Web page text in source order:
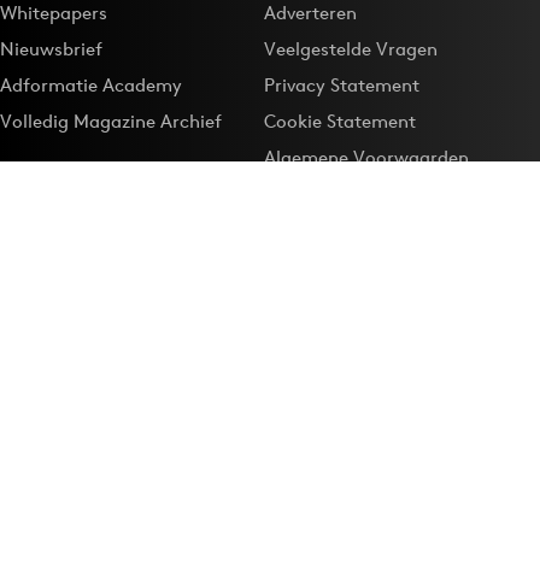
Whitepapers
Nieuwsbrief
Adformatie Academy
Volledig Magazine Archief
Adverteren
Veelgestelde Vragen
Privacy Statement
Cookie Statement
Algemene Voorwaarden